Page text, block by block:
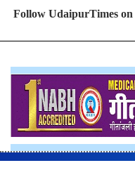
Follow UdaipurTimes on